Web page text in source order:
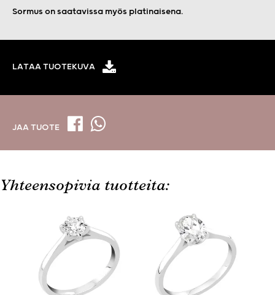
Sormus on saatavissa myös platinaisena.
LATAA TUOTEKUVA
JAA TUOTE
Yhteensopivia tuotteita: